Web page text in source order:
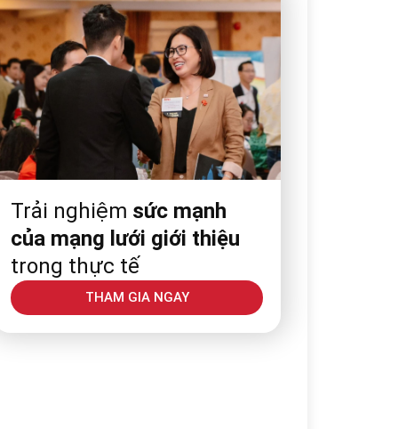
Trải nghiệm sức mạnh
của mạng lưới giới thiệu
trong thực tế
THAM GIA NGAY